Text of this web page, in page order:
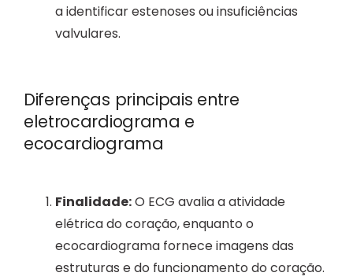
a identificar estenoses ou insuficiências
valvulares.
Diferenças principais entre
eletrocardiograma e
ecocardiograma
Finalidade:O ECG avalia a atividade
elétrica do coração, enquanto o
ecocardiograma fornece imagens das
estruturas e do funcionamento do coração.